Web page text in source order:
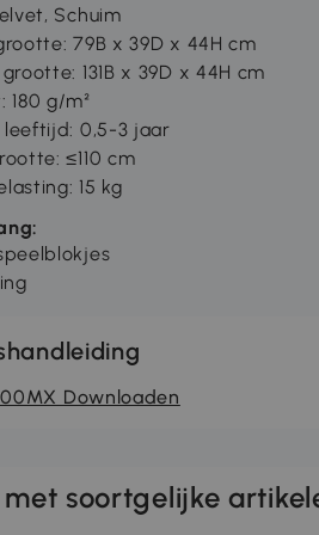
Schuim
79B x 39D x 44H cm
131B x 39D x 44H cm
g/m²
0,5-3 jaar
≤110 cm
15 kg
Downloaden
met soortgelijke